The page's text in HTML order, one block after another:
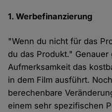
1. Werbefinanzierung
"Wenn du nicht für das
du das Produkt."
Aufmerksamkeit das
in dem Film ausführt.
berechenbare
einem sehr spezifischen